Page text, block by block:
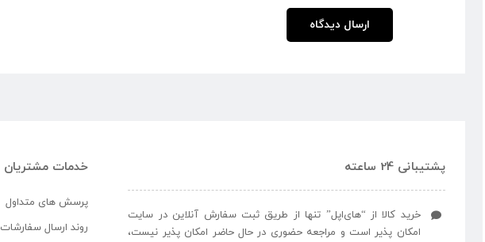
پشتیبانی 24 ساعته
خرید کالا از “های‌اپل” تنها از طریق ثبت سفارش آنلاین در سایت
امکان پذیر است و مراجعه حضوری در حال حاضر امکان پذیر نیست،
خدمات مشتریان
پرسش های متداول
روند ارسال سفارشات